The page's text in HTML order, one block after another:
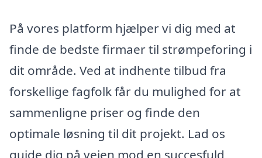
På vores platform hjælper vi dig med at
finde de bedste firmaer til strømpeforing i
dit område. Ved at indhente tilbud fra
forskellige fagfolk får du mulighed for at
sammenligne priser og finde den
optimale løsning til dit projekt. Lad os